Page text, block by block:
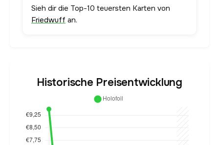
Sieh dir die Top-10 teuersten Karten von
Friedwuff an.
Historische Preisentwicklung